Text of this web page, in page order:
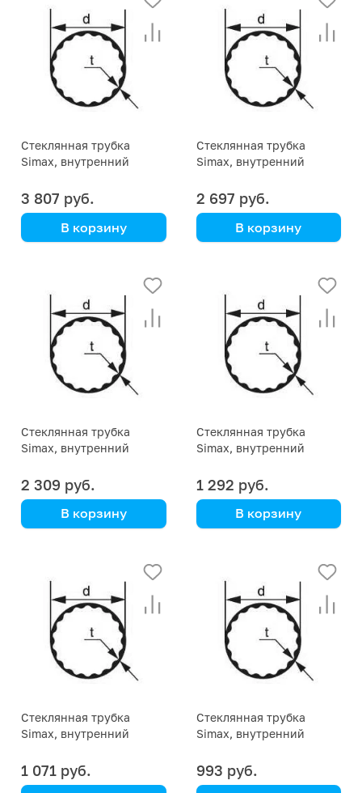
Стеклянная трубка
Simax, внутренний
3 807 руб.
В корзину
Стеклянная трубка
Simax, внутренний
2 697 руб.
В корзину
Стеклянная трубка
Simax, внутренний
2 309 руб.
В корзину
Стеклянная трубка
Simax, внутренний
1 292 руб.
В корзину
Стеклянная трубка
Simax, внутренний
1 071 руб.
Стеклянная трубка
Simax, внутренний
993 руб.